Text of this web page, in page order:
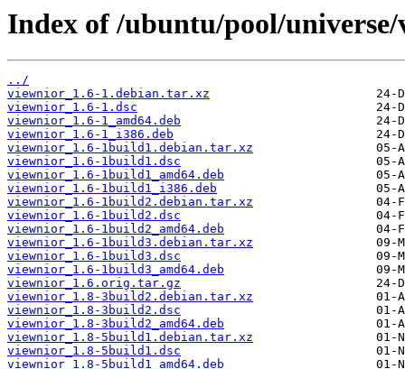
Index of /ubuntu/pool/
../
viewnior_1.6-1.debian.tar.xz
viewnior_1.6-1.dsc
viewnior_1.6-1_amd64.deb
viewnior_1.6-1_i386.deb
viewnior_1.6-1build1.debian.tar.xz
viewnior_1.6-1build1.dsc
viewnior_1.6-1build1_amd64.deb
viewnior_1.6-1build1_i386.deb
viewnior_1.6-1build2.debian.tar.xz
viewnior_1.6-1build2.dsc
viewnior_1.6-1build2_amd64.deb
viewnior_1.6-1build3.debian.tar.xz
viewnior_1.6-1build3.dsc
viewnior_1.6-1build3_amd64.deb
viewnior_1.6.orig.tar.gz
viewnior_1.8-3build2.debian.tar.xz
viewnior_1.8-3build2.dsc
viewnior_1.8-3build2_amd64.deb
viewnior_1.8-5build1.debian.tar.xz
viewnior_1.8-5build1.dsc
viewnior_1.8-5build1_amd64.deb